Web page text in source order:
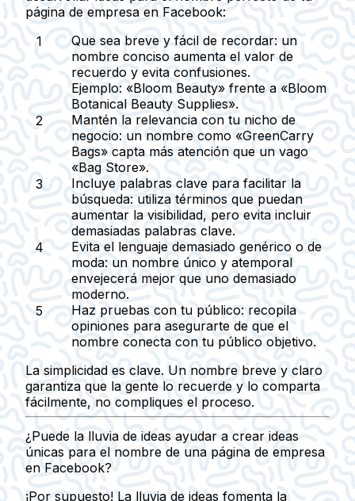
página de empresa en Facebook:
Que sea breve y fácil de recordar: un
nombre conciso aumenta el valor de
recuerdo y evita confusiones.
Ejemplo: «Bloom Beauty» frente a «Bloom
Botanical Beauty Supplies».
Mantén la relevancia con tu nicho de
negocio: un nombre como «GreenCarry
Bags» capta más atención que un vago
«Bag Store».
Incluye palabras clave para facilitar la
búsqueda: utiliza términos que puedan
aumentar la visibilidad, pero evita incluir
demasiadas palabras clave.
Evita el lenguaje demasiado genérico o de
moda: un nombre único y atemporal
envejecerá mejor que uno demasiado
moderno.
Haz pruebas con tu público: recopila
opiniones para asegurarte de que el
nombre conecta con tu público objetivo.
La simplicidad es clave. Un nombre breve y claro
garantiza que la gente lo recuerde y lo comparta
fácilmente, no compliques el proceso.
¿Puede la lluvia de ideas ayudar a crear ideas
únicas para el nombre de una página de empresa
en Facebook?
¡Por supuesto! La lluvia de ideas fomenta la